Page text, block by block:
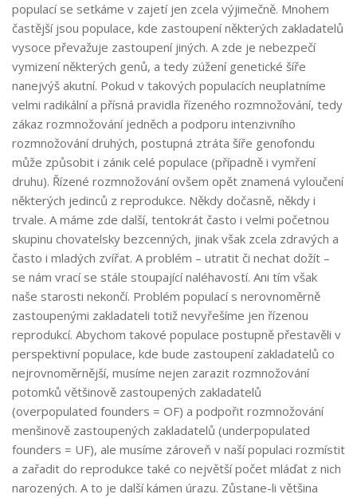
populací se setkáme v zajetí jen zcela výjimečně. Mnohem
častější jsou populace, kde zastoupení některých zakladatelů
vysoce převažuje zastoupení jiných. A zde je nebezpečí
vymizení některých genů, a tedy zúžení genetické šíře
nanejvýš akutní. Pokud v takových populacích neuplatníme
velmi radikální a přísná pravidla řízeného rozmnožování, tedy
zákaz rozmnožování jedněch a podporu intenzivního
rozmnožování druhých, postupná ztráta šíře genofondu
může způsobit i zánik celé populace (případně i vymření
druhu). Řízené rozmnožování ovšem opět znamená vyloučení
některých jedinců z reprodukce. Někdy dočasně, někdy i
trvale. A máme zde další, tentokrát často i velmi početnou
skupinu chovatelsky bezcenných, jinak však zcela zdravých a
často i mladých zvířat. A problém – utratit či nechat dožít –
se nám vrací se stále stoupající naléhavostí. Ani tím však
naše starosti nekončí. Problém populací s nerovnoměrně
zastoupenými zakladateli totiž nevyřešíme jen řízenou
reprodukcí. Abychom takové populace postupně přestavěli v
perspektivní populace, kde bude zastoupení zakladatelů co
nejrovnoměrnější, musíme nejen zarazit rozmnožování
potomků většinově zastoupených zakladatelů
(overpopulated founders = OF) a podpořit rozmnožování
menšinově zastoupených zakladatelů (underpopulated
founders = UF), ale musíme zároveň v naší populaci rozmístit
a zařadit do reprodukce také co největší počet mláďat z nich
narozených. A to je další kámen úrazu. Zůstane-li většina